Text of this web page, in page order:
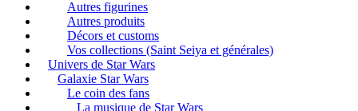
Autres figurines
Autres produits
Décors et customs
Vos collections (Saint Seiya et générales)
Univers de Star Wars
Galaxie Star Wars
Le coin des fans
La musique de Star Wars